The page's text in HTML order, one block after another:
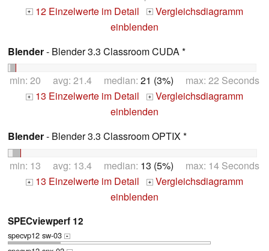
+ 12 Einzelwerte im Detail +
Vergleichsdiagramm
einblenden
Blender- Blender 3.3 Classroom CUDA *
min: 20 avg: 21.4 median: 21 (3%) max: 22 Seconds
+ 13 Einzelwerte im Detail +
Vergleichsdiagramm
einblenden
Blender- Blender 3.3 Classroom OPTIX *
min: 13 avg: 13.4 median: 13 (5%) max: 14 Seconds
+ 13 Einzelwerte im Detail +
Vergleichsdiagramm
einblenden
SPECviewperf 12
specvp12 sw-03 +